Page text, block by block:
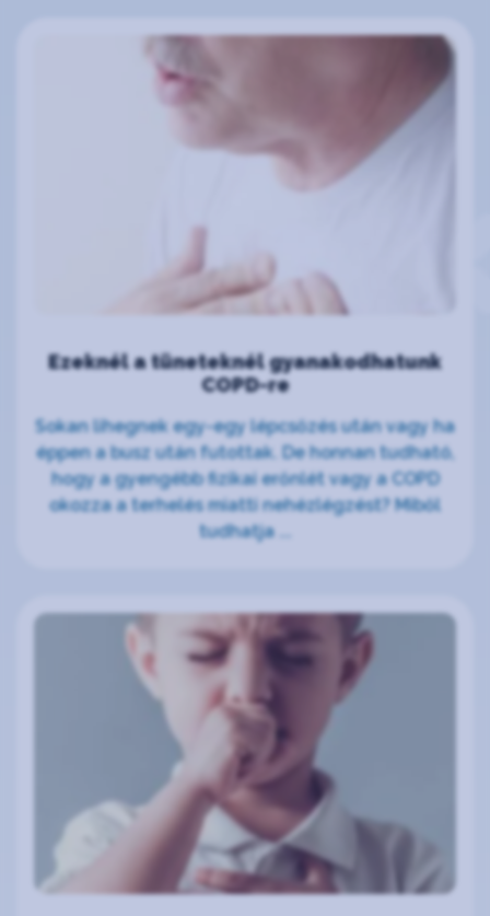
Ezeknél a tüneteknél gyanakodhatunk
COPD-re
Sokan lihegnek egy-egy lépcsőzés után vagy ha
éppen a busz után futottak. De honnan tudható,
hogy a gyengébb fizikai erőnlét vagy a COPD
okozza a terhelés miatti nehézlégzést? Miből
tudhatja ...